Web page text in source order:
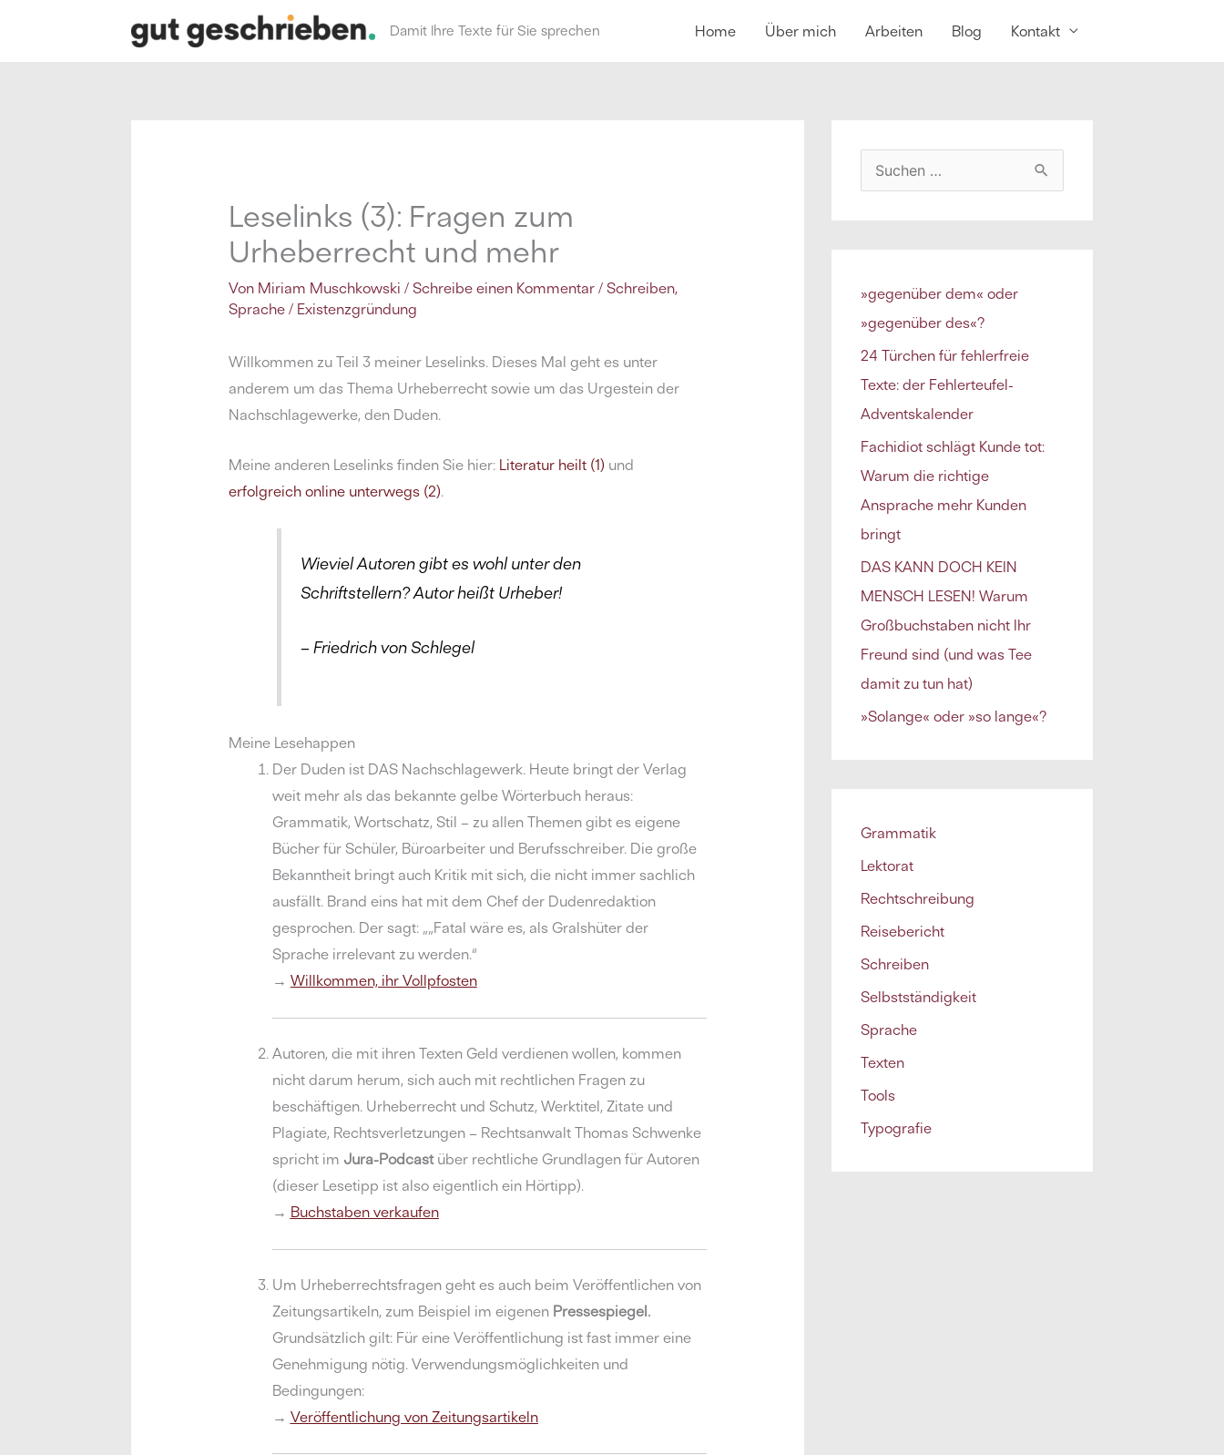
Damit Ihre Texte für Sie sprechen Home Über mich Arbeiten Blog Kontakt
Leselinks (3): Fragen zum
Urheberrecht und mehr
Von Miriam Muschkowski / Schreibe einen Kommentar / Schreiben,
Sprache/ Existenzgründung
Willkommen zu Teil 3 meiner Leselinks. Dieses Mal geht es unter
anderem um das Thema Urheberrecht sowie um das Urgestein der
Nachschlagewerke, den Duden.
Meine anderen Leselinks finden Sie hier: Literatur heilt (1) und
erfolgreich online unterwegs (2).
Wieviel Autoren gibt es wohl unter den
Schriftstellern? Autor heißt Urheber!
– Friedrich von Schlegel
Meine Lesehappen
Der Duden ist DAS Nachschlagewerk. Heute bringt der Verlag
weit mehr als das bekannte gelbe Wörterbuch heraus:
Grammatik, Wortschatz, Stil – zu allen Themen gibt es eigene
Bücher für Schüler, Büroarbeiter und Berufsschreiber. Die große
Bekanntheit bringt auch Kritik mit sich, die nicht immer sachlich
ausfällt. Brand eins hat mit dem Chef der Dudenredaktion
gesprochen. Der sagt: „„Fatal wäre es, als Gralshüter der
Sprache irrelevant zu werden.“
→ Willkommen, ihr Vollpfosten
Autoren, die mit ihren Texten Geld verdienen wollen, kommen
nicht darum herum, sich auch mit rechtlichen Fragen zu
beschäftigen. Urheberrecht und Schutz, Werktitel, Zitate und
Plagiate, Rechtsverletzungen – Rechtsanwalt Thomas Schwenke
spricht im Jura-Podcastüber rechtliche Grundlagen für Autoren
(dieser Lesetipp ist also eigentlich ein Hörtipp).
→ Buchstaben verkaufen
Um Urheberrechtsfragen geht es auch beim Veröffentlichen von
Zeitungsartikeln, zum Beispiel im eigenen Pressespiegel.
Grundsätzlich gilt: Für eine Veröffentlichung ist fast immer eine
Genehmigung nötig. Verwendungsmöglichkeiten und
Bedingungen:
→ Veröffentlichung von Zeitungsartikeln
u
:
»gegenüber dem« oder
»gegenüber des«?
24 Türchen für fehlerfreie
Texte: der Fehlerteufel-
Adventskalender
Fachidiot schlägt Kunde tot:
Warum die richtige
Ansprache mehr Kunden
bringt
DAS KANN DOCH KEIN
MENSCH LESEN! Warum
Großbuchstaben nicht Ihr
Freund sind (und was Tee
damit zu tun hat)
»Solange« oder »so lange«?
Grammatik
Lektorat
Rechtschreibung
Reisebericht
Schreiben
Selbstständigkeit
Sprache
Texten
Tools
Typografie